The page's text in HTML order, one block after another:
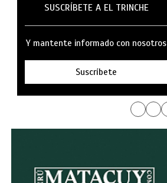
SUSCRÍBETE A EL TRINCHE
Y mantente informado con nosotros
Suscríbete